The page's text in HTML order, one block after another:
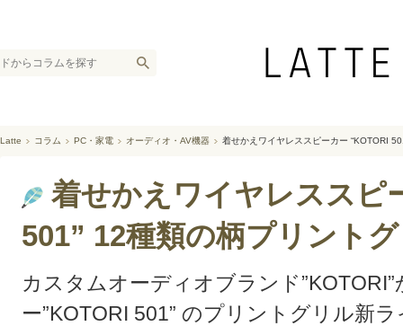
Latte コラム PC・家電 オーディオ・AV機器 着せかえワイヤレススピーカー “KOTORI
着せかえワイヤレススピ
501” 12種類の柄プリント
カスタムオーディオブランド
ー”KOTORI 501” のプリントグリル新